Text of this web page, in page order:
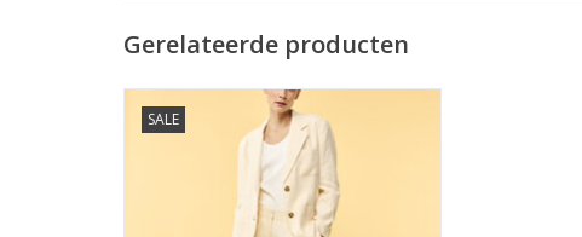
Gerelateerde producten
SALE
JcSophie Pantalon Merryl Linnen Cream
TOEVOEGEN AAN WINKELWAGEN